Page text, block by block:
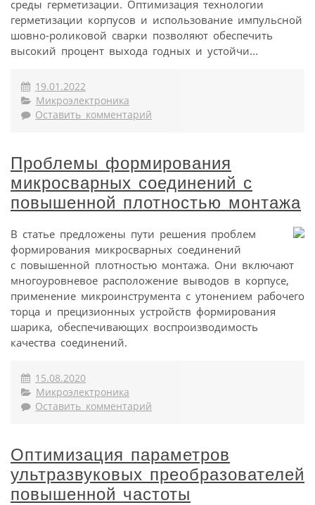
среды герметизации. Оптимизация технологии
герметизации корпусов и использование импульсной
шовно-роликовой сварки позволяют обеспечить
высокий процент выхода годных и устойчи...
19.01.2022
Микроэлектроника
Оставить комментарий
Проблемы формирования
микросварных соединений с
повышенной плотностью монтажа
В статье предложены пути решения проблем
формирования микросварных соединений
с повышенной плотностью монтажа. Они включают
многоуровневое расположение выводов в корпусе,
применение микроинструмента с утонением рабочего
торца и прецизионных устройств формирования
шарика, обеспечивающих воспроизводимость
качества соединений.
15.08.2020
Микроэлектроника
Оставить комментарий
Оптимизация параметров
ультразвуковых преобразователей
повышенной частоты